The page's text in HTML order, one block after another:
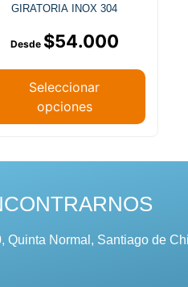
GIRATORIA INOX 304
$54.000
Seleccionar
opciones
Quinta Normal, Santiago de